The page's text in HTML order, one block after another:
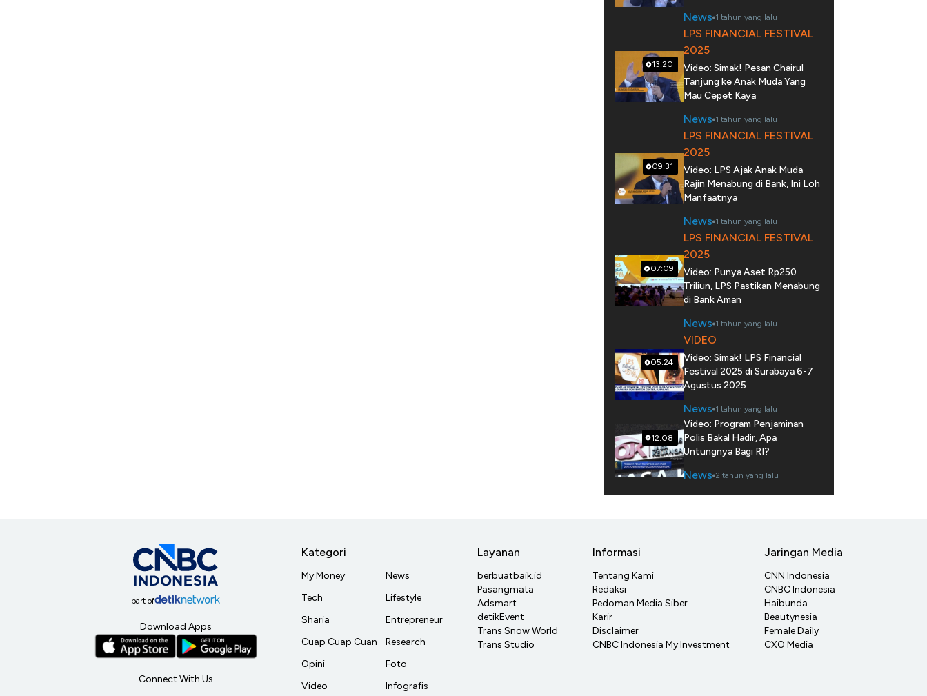
News 1 tahun yang lalu
13:20
LPS FINANCIAL FESTIVAL
2025
Video: Simak! Pesan Chairul
Tanjung ke Anak Muda Yang
Mau Cepet Kaya
News 1 tahun yang lalu
09:31
LPS FINANCIAL FESTIVAL
2025
Video: LPS Ajak Anak Muda
Rajin Menabung di Bank, Ini Loh
Manfaatnya
News 1 tahun yang lalu
07:09
LPS FINANCIAL FESTIVAL
2025
Video: Punya Aset Rp250
Triliun, LPS Pastikan Menabung
di Bank Aman
News 1 tahun yang lalu
05:24
VIDEO
Video: Simak! LPS Financial
Festival 2025 di Surabaya 6-7
Agustus 2025
News 1 tahun yang lalu
12:08
Video: Program Penjaminan
Polis Bakal Hadir, Apa
Untungnya Bagi RI?
News 2 tahun yang lalu
part of
Download Apps
Connect With Us
Kategori
My Money
Tech
Sharia
Cuap Cuap Cuan
Opini
Video
News
Lifestyle
Entrepreneur
Research
Foto
Infografis
Layanan
berbuatbaik.id
Pasangmata
Adsmart
detikEvent
Trans Snow World
Trans Studio
Informasi
Tentang Kami
Redaksi
Pedoman Media Siber
Karir
Disclaimer
CNBC Indonesia My Investment
Jaringan Media
CNN Indonesia
CNBC Indonesia
Haibunda
Beautynesia
Female Daily
CXO Media